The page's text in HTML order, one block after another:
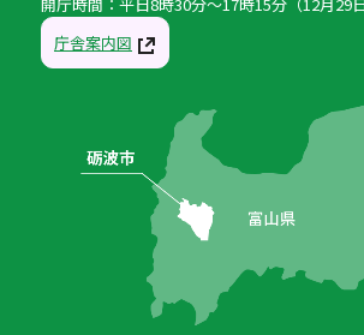
庁舎案内図